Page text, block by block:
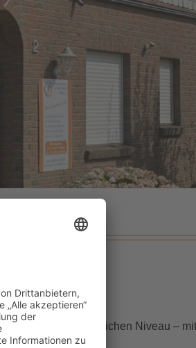
auf höchstem fachlichen Niveau –